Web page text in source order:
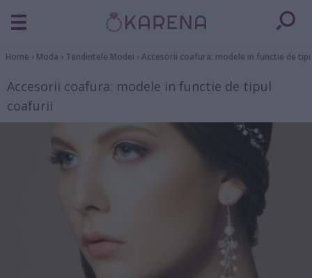
Home › Moda › Tendintele Modei ›Accesorii coafura: modele in functie de
Accesorii coafura: modele in functie de tipul
coafurii